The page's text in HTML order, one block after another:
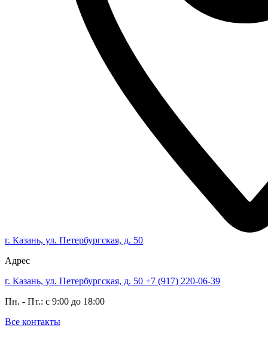
г. Казань, ул. Петербургская, д. 50
Адрес
г. Казань, ул. Петербургская, д. 50 +7 (917) 220-06-39
Пн. - Пт.: с 9:00 до 18:00
Все контакты